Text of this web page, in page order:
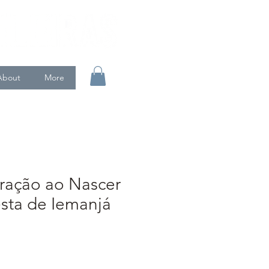
More
ao Nascer
de Iemanjá